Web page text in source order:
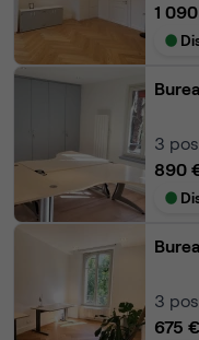
1
3
890
3
675 €